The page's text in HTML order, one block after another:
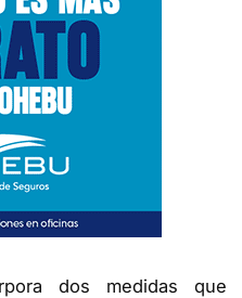
dos medidas que